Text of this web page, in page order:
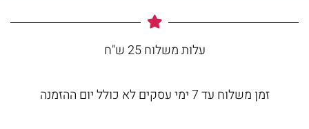
עלות משלוח 25 ש"ח
זמן משלוח עד 7 ימי עסקים לא כולל יום ההזמנה